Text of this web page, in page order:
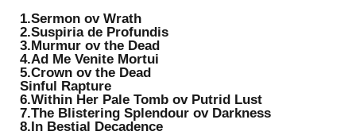
1.Sermon ov Wrath
2.Suspiria de Profundis
3.Murmur ov the Dead
4.Ad Me Venite Mortui
5.Crown ov the Dead
Sinful Rapture
6.Within Her Pale Tomb ov Putrid Lust
7.The Blistering Splendour ov Darkness
8.In Bestial Decadence